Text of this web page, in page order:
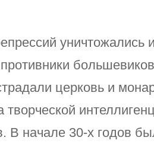
уничтожались
церковь и
творческой
В начале 30-х годов